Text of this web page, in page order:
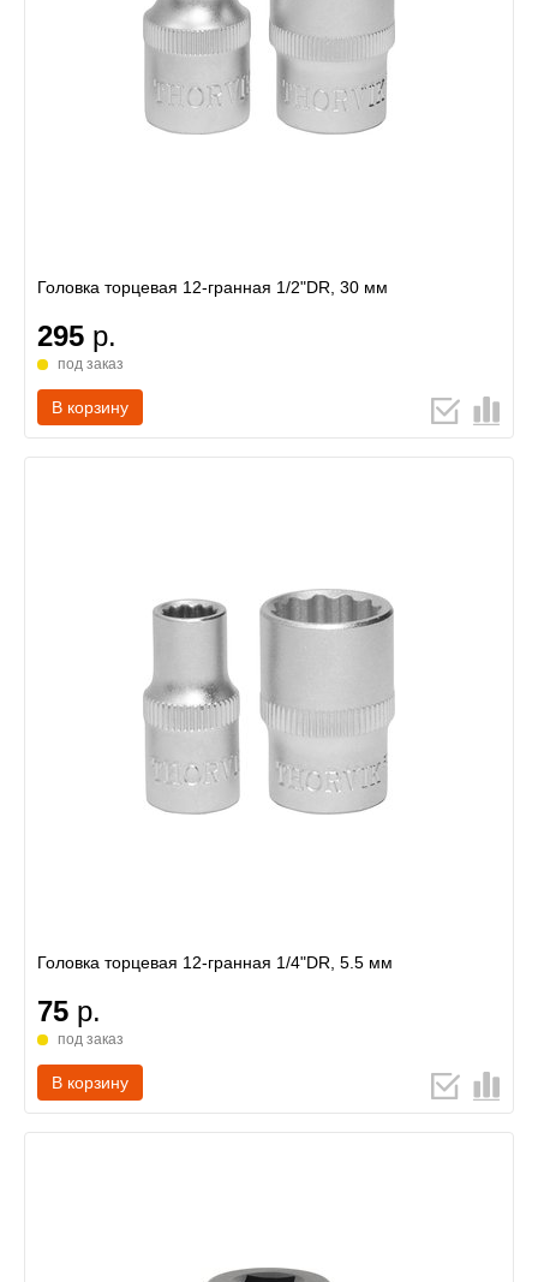
Головка торцевая 12-гранная 1/2"DR, 30 мм
295 р.
под заказ
В корзину
Головка торцевая 12-гранная 1/4"DR, 5.5 мм
75 р.
под заказ
В корзину